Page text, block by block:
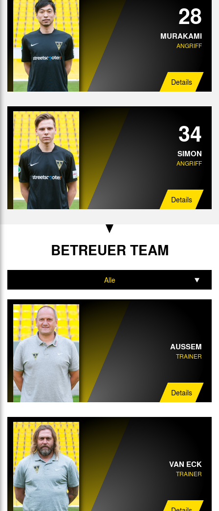
28
MURAKAMI
ANGRIFF
Details
34
SIMON
ANGRIFF
Details
BETREUER TEAM
Alle
Trainer
Interimstrainer
Torwart-Trainer
Athletik-Trainer
Mannschaftsarzt
Physiotherapeut
AUSSEM
TRAINER
Details
VAN ECK
TRAINER